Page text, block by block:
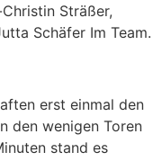
Sträßer,
Schäfer Im Team.
erst einmal den
den wenigen Toren
stand es